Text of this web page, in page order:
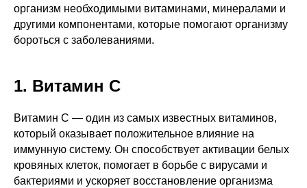
организм необходимыми витаминами, минералами и
другими компонентами, которые помогают организму
бороться с заболеваниями.
1. Витамин C
Витамин C — один из самых известных витаминов,
который оказывает положительное влияние на
иммунную систему. Он способствует активации белых
кровяных клеток, помогает в борьбе с вирусами и
бактериями и ускоряет восстановление организма